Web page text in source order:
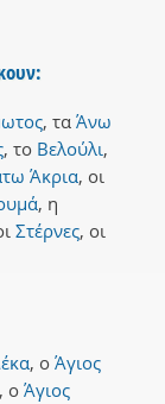
, τα Άνω
, το Βελούλι,
Άκρια, οι
, η
Στέρνες, οι
, ο Άγιος
, ο Άγιος